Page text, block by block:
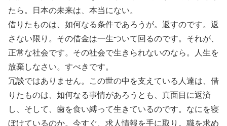
たら。日本の未来は、本当にない。
借りたものは、如何なる条件であろうが。返すのです。返
さない限り。その借金は一生ついて回るのです。それが、
正常な社会です。その社会で生きられないのなら。人生を
放棄しなさい。すべきです。
冗談ではありません。この世の中を支えている人達は、借
りたものは、如何なる事情があろうとも、真面目に返済
し、そして、歯を食い縛って生きているのです。なにを寝
ぼけているのか。今すぐ、求人情報を手に取り。職を求め